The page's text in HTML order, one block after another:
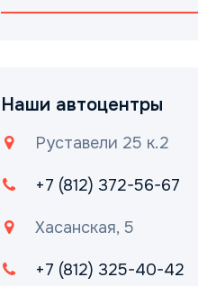
Наши автоцентры
Руставели 25 к.2
+7 (812) 372-56-67
Хасанская, 5
+7 (812) 325-40-42